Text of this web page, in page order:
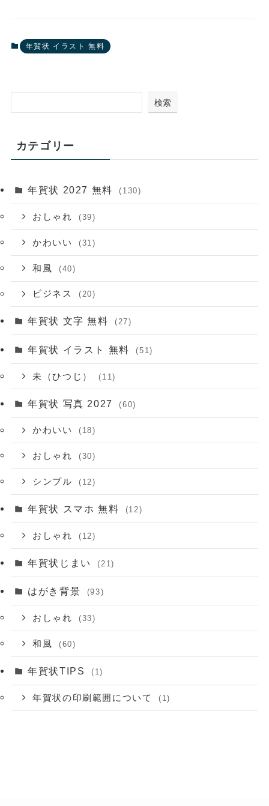
年賀状 イラスト 無料
検索
カテゴリー
年賀状 2027 無料 (130)
おしゃれ (39)
かわいい (31)
和風 (40)
ビジネス (20)
年賀状 文字 無料 (27)
年賀状 イラスト 無料 (51)
未（ひつじ） (11)
年賀状 写真 2027 (60)
かわいい (18)
おしゃれ (30)
シンプル (12)
年賀状 スマホ 無料 (12)
おしゃれ (12)
年賀状じまい (21)
はがき背景 (93)
おしゃれ (33)
和風 (60)
年賀状TIPS (1)
年賀状の印刷範囲について (1)